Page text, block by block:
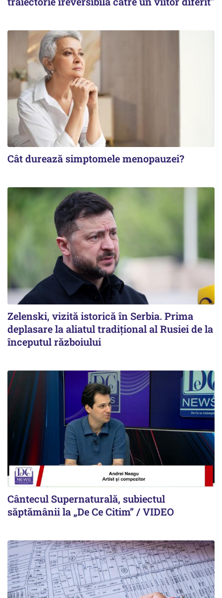
Cât durează simptomele menopauzei?
Zelenski, vizită istorică în Serbia. Prima
deplasare la aliatul tradițional al Rusiei de la
începutul războiului
Cântecul Supernaturală, subiectul
săptămânii la „De Ce Citim” / VIDEO